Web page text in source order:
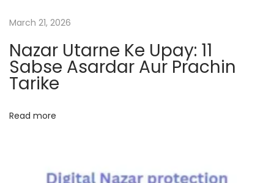
t
p
o
s
:
T
o
R
e
o
March 21, 2026
Nazar Utarne Ke Upay: 11
Sabse Asardar Aur Prachin
Tarike
Read more